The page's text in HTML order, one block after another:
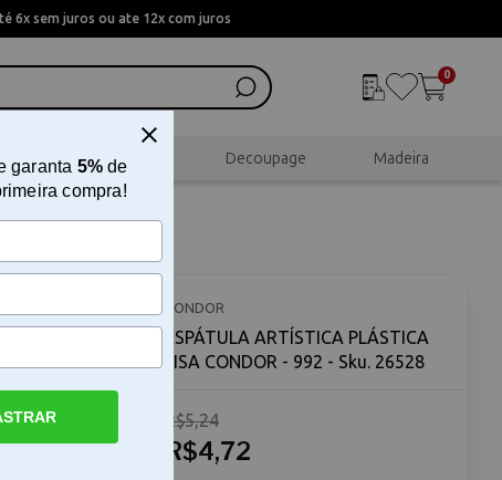
6x sem juros ou ate 12x com juros
0
Scrapbook Decoupage Madeira
LISA
- 992 A
CONDOR
ESPÁTULA ARTÍSTICA PLÁSTICA
LISA CONDOR - 992 - Sku. 26528
R$4,72
R$5,24
garanta 5%de
compra!